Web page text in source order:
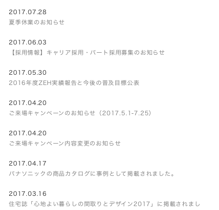
2017.07.28
夏季休業のお知らせ
2017.06.03
【採用情報】キャリア採用・パート採用募集のお知らせ
2017.05.30
2016年度ZEH実績報告と今後の普及目標公表
2017.04.20
ご来場キャンペーンのお知らせ（2017.5.1-7.25）
2017.04.20
ご来場キャンペーン内容変更のお知らせ
2017.04.17
パナソニックの商品カタログに事例として掲載されました。
2017.03.16
住宅誌「心地よい暮らしの間取りとデザイン2017」に掲載されまし